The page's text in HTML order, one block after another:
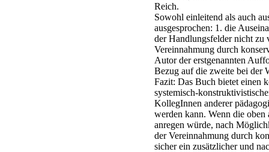
Reich.
Sowohl einleitend als auch
ausgesprochen: 1. die
der Handlungsfelder nicht zu
Vereinnahmung durch
Autor der erstgenannten
Bezug auf die zweite bei der
Fazit: Das Buch bietet einen
systemisch-
KollegInnen anderer
werden kann. Wenn die
anregen würde, nach
der Vereinnahmung durch
sicher ein zusätzlicher und